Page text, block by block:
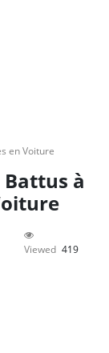
en Voiture
Battus à
Viewed 419